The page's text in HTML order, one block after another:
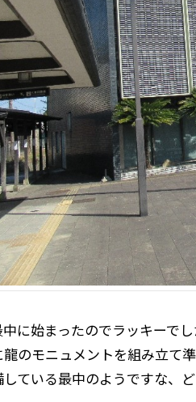
に始まったのでラッキーで
のモニュメントを組み立て
ている最中のようですな、ど